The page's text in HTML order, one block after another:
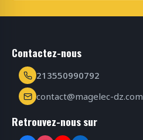
Contactez-nous
213550990792
contact@magelec-dz.com
Retrouvez-nous sur